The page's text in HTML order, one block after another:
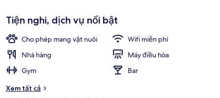
Tiện nghi, dịch vụ nổi bật
Cho phép mang vật nuôi
Wifi miễn phí
Nhà hàng
Máy điều hòa
Gym
Bar
Xem tất cả